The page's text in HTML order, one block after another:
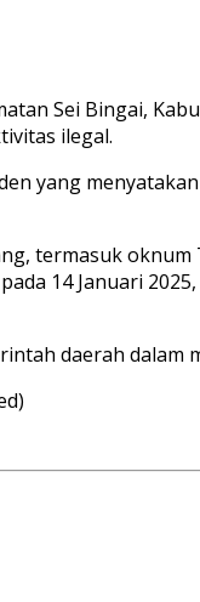
Sei Bingai,
ilegal.
yang
termasuk
14 Januari
daerah dalam